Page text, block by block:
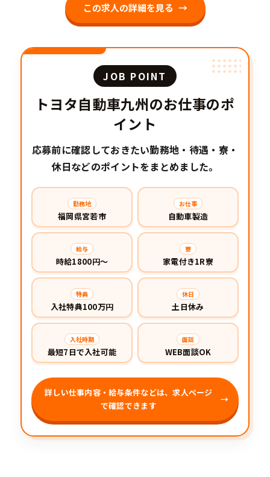
この求人の詳細を見る
JOB POINT
トヨタ自動車九州のお仕事のポ
イント
応募前に確認しておきたい勤務地・待遇・寮・
休日などのポイントをまとめました。
勤務地
福岡県宮若市
お仕事
自動車製造
給与
時給1800円～
寮
家電付き1R寮
特典
入社特典100万円
休日
土日休み
入社時期
最短7日で入社可能
面談
WEB面談OK
詳しい仕事内容・給与条件などは、求人ページ
で確認できます